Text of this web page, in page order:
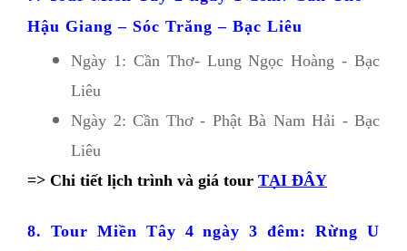
Hậu Giang – Sóc Trăng – Bạc Liêu
Ngày 1: Cần Thơ- Lung Ngọc Hoàng - Bạc
Liêu
Ngày 2: Cần Thơ - Phật Bà Nam Hải - Bạc
Liêu
=> Chi tiết lịch trình và giá tour TẠI ĐÂY
8. Tour Miền Tây 4 ngày 3 đêm: Rừng U